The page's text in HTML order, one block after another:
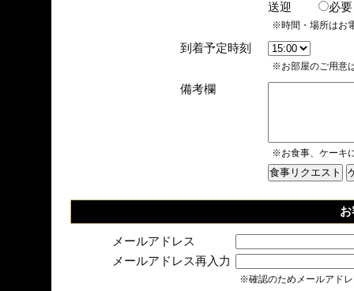
送迎
※時間・場所はお
到着予定時刻
※お部屋のご用意
備考欄
※お食事、ケーキ
メールアドレス
メールアドレス再入力
※確認のためメールアド